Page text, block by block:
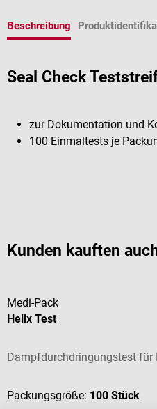
Beschreibung
Seal Check
zur Dokumentation und
100 Einmaltests je
Kunden kauften
Medi-Pack
Helix Test
Dampfdurchdringungstest für
Packungsgröße: 100 Stück